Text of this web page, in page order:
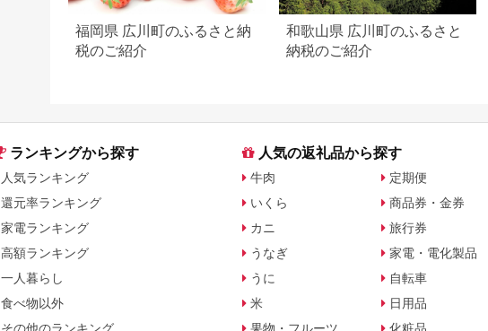
福岡県 広川町のふるさと納
税のご紹介
和歌山県 広川町のふるさと
納税のご紹介
ランキングから探す
人気ランキング
還元率ランキング
家電ランキング
高額ランキング
一人暮らし
食べ物以外
その他のランキング
人気の返礼品から探す
牛肉
いくら
カニ
うなぎ
うに
米
果物・フルーツ
定期便
商品券・金券
旅行券
家電・電化製品
自転車
日用品
化粧品